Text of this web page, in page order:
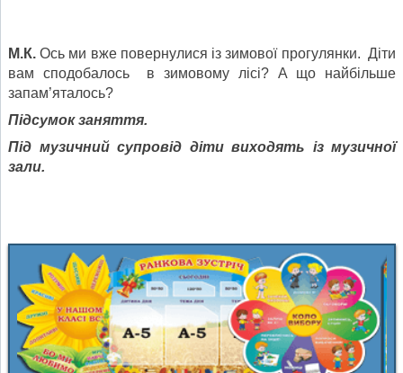
М.К.Ось ми вже повернулися із зимової прогулянки. Діти
вам сподобалось в зимовому лісі? А що найбільше
запам’яталось?
Підсумок заняття.
Під музичний супровід діти виходять із музичної
зали.